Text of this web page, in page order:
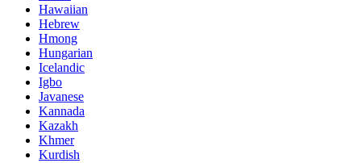
Hawaiian
Hebrew
Hmong
Hungarian
Icelandic
Igbo
Javanese
Kannada
Kazakh
Khmer
Kurdish